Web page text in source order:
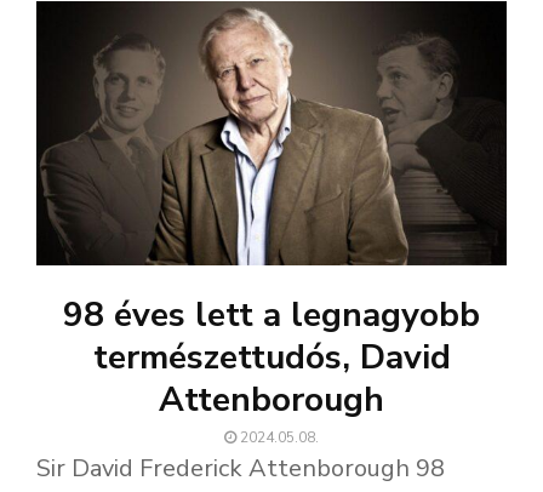
98 éves lett a legnagyobb
természettudós, David
Attenborough
2024.05.08.
Sir David Frederick Attenborough 98